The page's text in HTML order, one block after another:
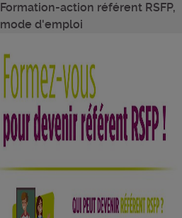
Formation-action référent RSFP,
mode d'emploi